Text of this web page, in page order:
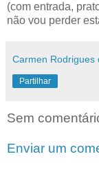
(com entrada,
não vou perder
Carmen Rodrigues
Partilhar
Sem
Enviar um